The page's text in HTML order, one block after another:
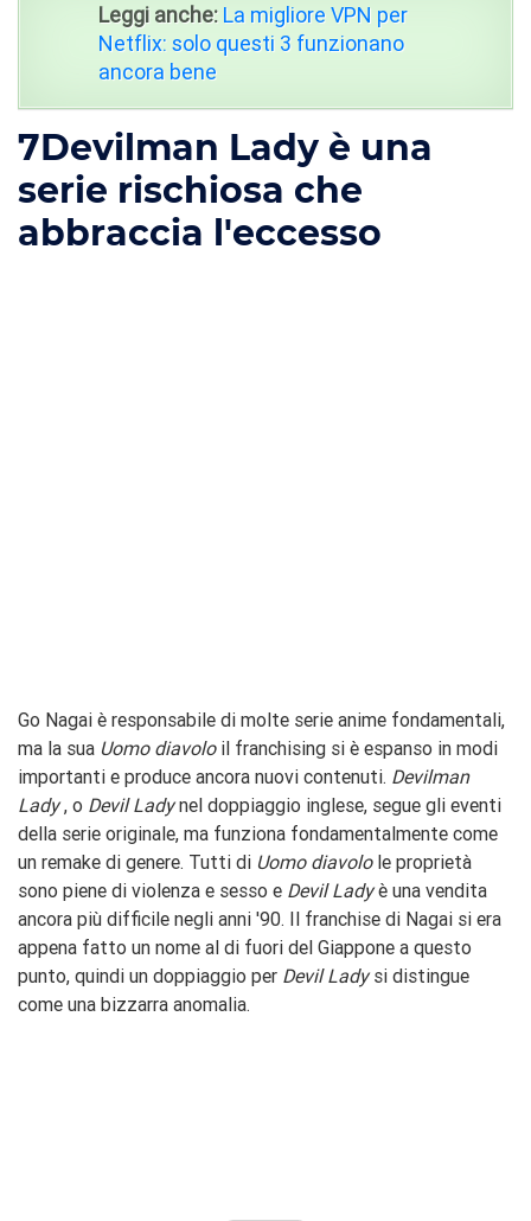
Leggi anche: La migliore VPN per
Netflix: solo questi 3 funzionano
ancora bene
7Devilman Lady è una
serie rischiosa che
abbraccia l'eccesso
Go Nagai è responsabile di molte serie anime fondamentali,
ma la sua Uomo diavolo il franchising si è espanso in modi
importanti e produce ancora nuovi contenuti. Devilman
Lady , o Devil Lady nel doppiaggio inglese, segue gli eventi
della serie originale, ma funziona fondamentalmente come
un remake di genere. Tutti di Uomo diavolo le proprietà
sono piene di violenza e sesso e Devil Lady è una vendita
ancora più difficile negli anni '90. Il franchise di Nagai si era
appena fatto un nome al di fuori del Giappone a questo
punto, quindi un doppiaggio per Devil Lady si distingue
come una bizzarra anomalia.